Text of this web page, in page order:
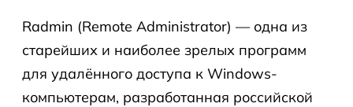
Radmin (Remote Administrator) — одна из
старейших и наиболее зрелых программ
для удалённого доступа к Windows-
компьютерам, разработанная российской